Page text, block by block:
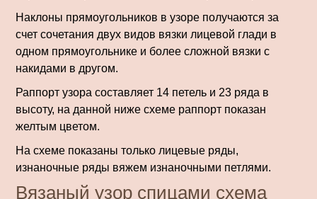
Наклоны прямоугольников в узоре получаются за
счет сочетания двух видов вязки лицевой глади в
одном прямоугольнике и более сложной вязки с
накидами в другом.
Раппорт узора составляет 14 петель и 23 ряда в
высоту, на данной ниже схеме раппорт показан
желтым цветом.
На схеме показаны только лицевые ряды,
изнаночные ряды вяжем изнаночными петлями.
Вязаный узор спицами схема